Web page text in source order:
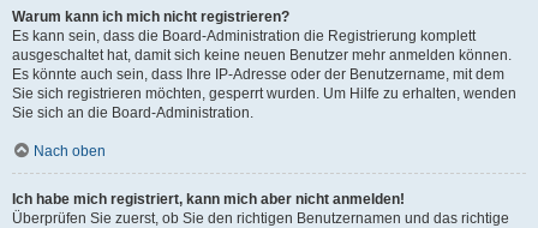
Warum kann ich mich nicht registrieren?
Es kann sein, dass die Board-Administration die Registrierung komplett
ausgeschaltet hat, damit sich keine neuen Benutzer mehr anmelden können.
Es könnte auch sein, dass Ihre IP-Adresse oder der Benutzername, mit dem
Sie sich registrieren möchten, gesperrt wurden. Um Hilfe zu erhalten, wenden
Sie sich an die Board-Administration.
Nach oben
Ich habe mich registriert, kann mich aber nicht anmelden!
Überprüfen Sie zuerst, ob Sie den richtigen Benutzernamen und das richtige